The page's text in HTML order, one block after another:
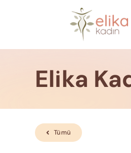
Elika
Tümü